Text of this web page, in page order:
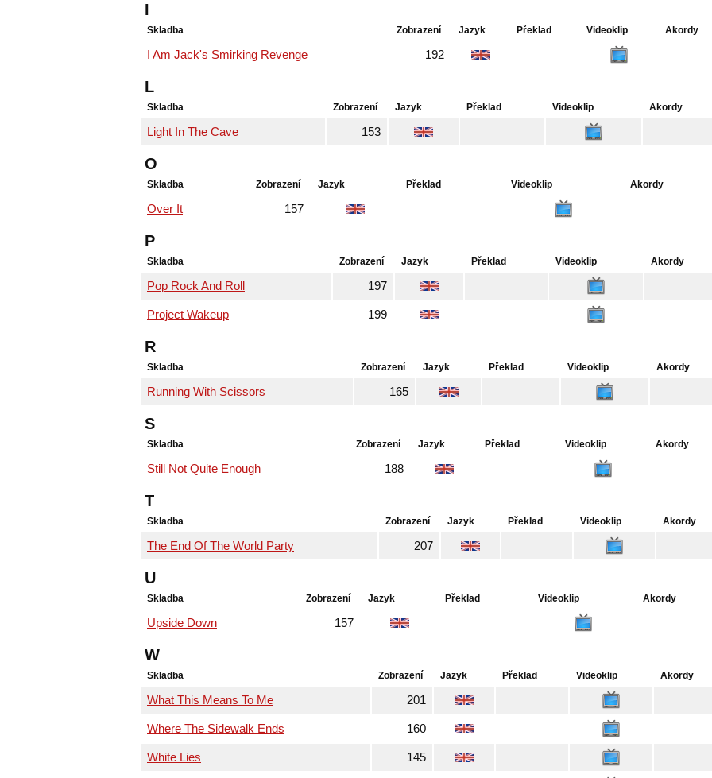
I
Skladba Zobrazení Jazyk Překlad Videoklip Akordy
I Am Jack's Smirking Revenge 192
L
Skladba Zobrazení Jazyk Překlad Videoklip Akordy
Light In The Cave 153
O
Skladba Zobrazení Jazyk Překlad Videoklip Akordy
Over It 157
P
Skladba Zobrazení Jazyk Překlad Videoklip Akordy
Pop Rock And Roll 197
Project Wakeup 199
R
Skladba Zobrazení Jazyk Překlad Videoklip Akordy
Running With Scissors 165
S
Skladba Zobrazení Jazyk Překlad Videoklip Akordy
Still Not Quite Enough 188
T
Skladba Zobrazení Jazyk Překlad Videoklip Akordy
The End Of The World Party 207
U
Skladba Zobrazení Jazyk Překlad Videoklip Akordy
Upside Down 157
W
Skladba Zobrazení Jazyk Překlad Videoklip Akordy
What This Means To Me 201
Where The Sidewalk Ends 160
White Lies 145